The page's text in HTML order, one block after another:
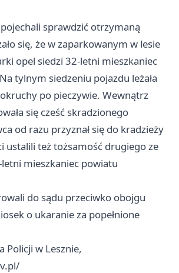
sprawdzić otrzymaną
się, że w zaparkowanym w lesie
opel siedzi 32-letni mieszkaniec
tylnym siedzeniu pojazdu leżała
po pieczywie. Wewnątrz
się cześć skradzionego
od razu przyznał się do kradzieży
ustalili też tożsamość drugiego ze
mieszkaniec powiatu
do sądu przeciwko obojgu
o ukaranie za popełnione
Policji w Lesznie,